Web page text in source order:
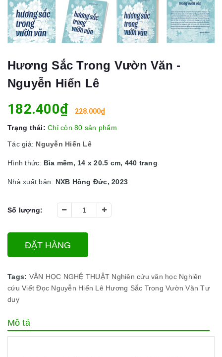
Hương Sắc Trong Vườn Văn -
Nguyễn Hiến Lê
182.400₫ 228.000₫
Trạng thái: Chỉ còn 80 sản phẩm
Tác giả: Nguyễn Hiến Lê
Hình thức: Bìa mềm, 14 x 20.5 cm, 440 trang
Nhà xuất bản: NXB Hồng Đức, 2023
Số lượng:
ĐẶT HÀNG
Tags: VĂN HỌC NGHỆ THUẬT Nghiên cứu văn học Nghiên
cứu Viết Đọc Nguyễn Hiến Lê Hương Sắc Trong Vườn Văn Tư
duy
Mô tả